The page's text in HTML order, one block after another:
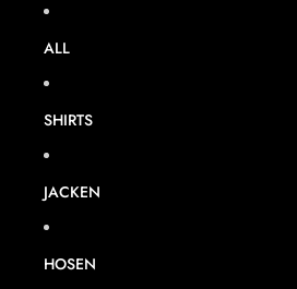
ALL
SHIRTS
JACKEN
HOSEN